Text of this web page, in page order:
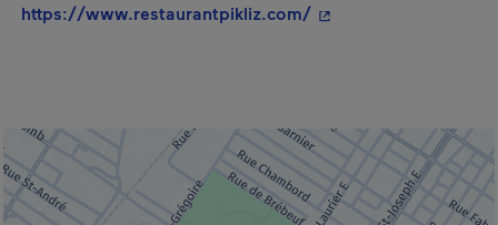
https://www.restaurantpikliz.com/- Cet hyperlien